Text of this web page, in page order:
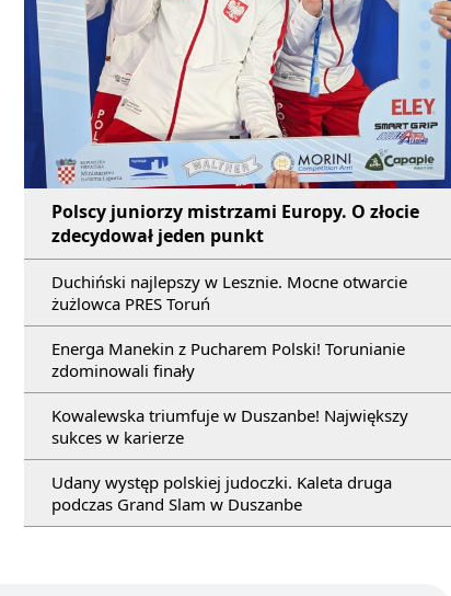
Polscy juniorzy mistrzami Europy. O złocie
zdecydował jeden punkt
Duchiński najlepszy w Lesznie. Mocne otwarcie
żużlowca PRES Toruń
Energa Manekin z Pucharem Polski! Torunianie
zdominowali finały
Kowalewska triumfuje w Duszanbe! Największy
sukces w karierze
Udany występ polskiej judoczki. Kaleta druga
podczas Grand Slam w Duszanbe